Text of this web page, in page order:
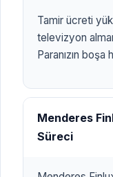
Tamir ücreti
televizyon
Paranızın
Menderes
Süreci